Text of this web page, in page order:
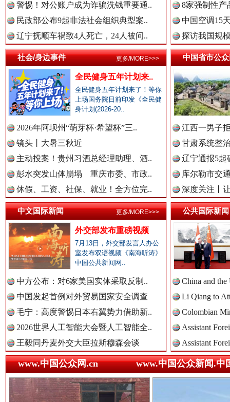
中国公众新闻网.
中国公民新闻网.
中国公共新闻网.
中国法制新闻网.
中国法治新闻网.
中国法院新闻网.
中国检察新闻网.
中国医药新闻网.
衣柜里的秘密 高速路
春天里的科技盛宴
巳巳如意，开工大吉！ 三轮上
警惕！对公账户成为诈骗洗钱重要通..
民政部公布9起非法社会组织典型案..
辽宁抚顺车祸致4人死亡，24人被问..
8家强制性产
中国空调15
探访我国规
社会/身边事件
全民健身五年计划来..
全民健身五年计划来了！等你
上场国务院日前印发《全民健
身计划(2026-20..
2026年阿坝州“萌芽杯·希望杯”三..
镜头丨大暑三秋近
主动投案！贵州习酒总经理助理、酒..
彭水突发山体崩塌 重庆市委、市政..
休假、工资、社保、就业！全方位完..
更多/MORE>>> 中国省市公
江西一男子
甘肃系统整
辽宁通报5起
库尔勒市交
深度关注丨
中文国际新闻
外交部发布重磅视频
7月13日，外交部发言人办公
室发布双语视频《南海听涛》
中国公共新闻网..
中方公布：对6家美国实体采取反制..
中国发起首例对外贸易国家安全调查
毛宁：高度警惕日本右翼势力借助新..
2026世界人工智能大会暨人工智能全..
王毅同丹麦外交大臣拉斯穆森会谈
更多/MORE>>> 公共国际新闻
China and
Li Qiang to
Colombian
Assistant
Assistant
www.中国公众网.cn www.中国公众新闻.中